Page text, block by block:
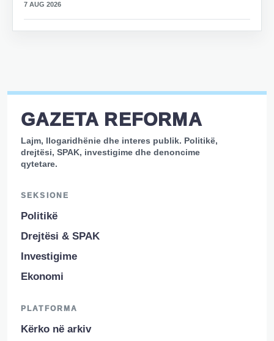
7 AUG 2026
GAZETA REFORMA
Lajm, llogaridhënie dhe interes publik. Politikë,
drejtësi, SPAK, investigime dhe denoncime
qytetare.
SEKSIONE
Politikë
Drejtësi & SPAK
Investigime
Ekonomi
PLATFORMA
Kërko në arkiv